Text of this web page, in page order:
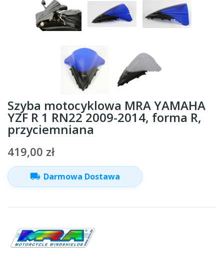
Szyba motocyklowa MRA YAMAHA
YZF R 1 RN22 2009-2014, forma R,
przyciemniana
419,00 zł
local_shipping Darmowa Dostawa